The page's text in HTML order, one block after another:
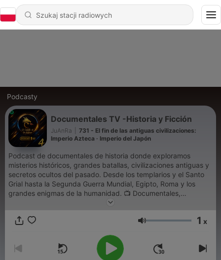
Podcasty
Documentales TV -Historia y Ficción
JuAnRa
731 - El fin de las antiguas civilizaciones:
Imperio Azteca · Imperio del Japón
Podcast de documentales de historia donde exploramos
misterios históricos, grandes batallas, civilizaciones antiguas y
secretos ocultos del pasado. Desde los templarios y el Santo
Grial hasta la Segunda Guerra Mundial, Egipto, Roma y los
grandes enigmas de la humanidad. 📺 Documentales,
se publican sin importar que sean de Derechas o izquierdas ,
Głośność 1 x